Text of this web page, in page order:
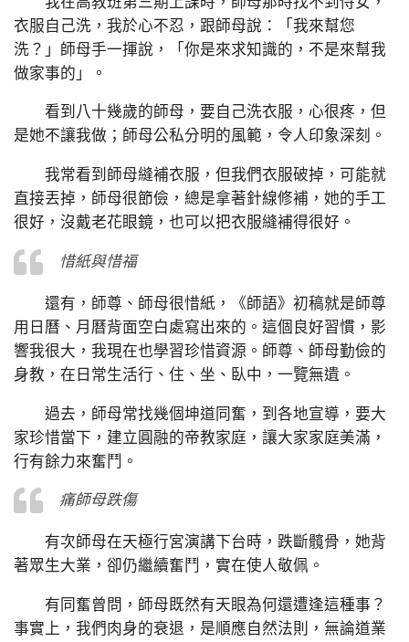
衣服自己洗，我於心不忍，跟師母說：「我來幫您
洗？」師母手一揮說，「你是來求知識的，不是來幫我
做家事的」。
看到八十幾歲的師母，要自己洗衣服，心很疼，但
是她不讓我做；師母公私分明的風範，令人印象深刻。
我常看到師母縫補衣服，但我們衣服破掉，可能就
直接丟掉，師母很節儉，總是拿著針線修補，她的手工
很好，沒戴老花眼鏡，也可以把衣服縫補得很好。
惜紙與惜福
還有，師尊、師母很惜紙，《師語》初稿就是師尊
用日曆、月曆背面空白處寫出來的。這個良好習慣，影
響我很大，我現在也學習珍惜資源。師尊、師母勤儉的
身教，在日常生活行、住、坐、臥中，一覽無遺。
過去，師母常找幾個坤道同奮，到各地宣導，要大
家珍惜當下，建立圓融的帝教家庭，讓大家家庭美滿，
行有餘力來奮鬥。
痛師母跌傷
有次師母在天極行宮演講下台時，跌斷髖骨，她背
著眾生大業，卻仍繼續奮鬥，實在使人敬佩。
有同奮曾問，師母既然有天眼為何還遭逢這種事？
事實上，我們肉身的衰退，是順應自然法則，無論道業